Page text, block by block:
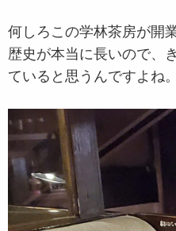
何しろこの学林茶房が開
歴史が本当に長いので、
ていると思うんですよね。